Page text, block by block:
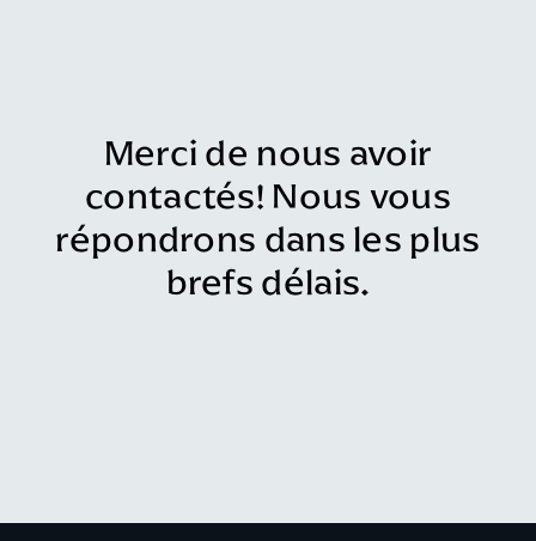
Merci de nous avoir
contactés! Nous vous
répondrons dans les plus
brefs délais.